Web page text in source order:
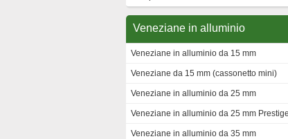
Veneziane in alluminio
Veneziane in alluminio da 15 mm
Veneziane da 15 mm (cassonetto mini)
Veneziane in alluminio da 25 mm
Veneziane in alluminio da 25 mm Prestige
Veneziane in alluminio da 35 mm